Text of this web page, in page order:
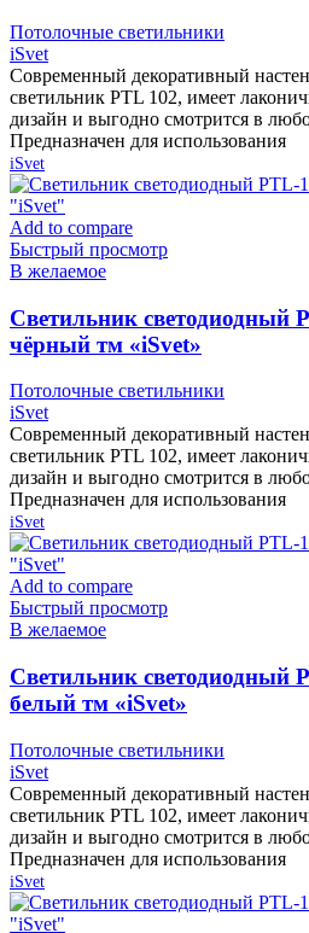
Потолочные светильники
iSvet
Современный декоративный
светильник PTL 102, имеет
дизайн и выгодно смотрится в
Предназначен для использования
iSvet
Add to compare
Быстрый просмотр
В желаемое
Cветильник светодиодный
чёрный тм «iSvet»
Потолочные светильники
iSvet
Современный декоративный
светильник PTL 102, имеет
дизайн и выгодно смотрится в
Предназначен для использования
iSvet
Add to compare
Быстрый просмотр
В желаемое
Cветильник светодиодный
белый тм «iSvet»
Потолочные светильники
iSvet
Современный декоративный
светильник PTL 102, имеет
дизайн и выгодно смотрится в
Предназначен для использования
iSvet